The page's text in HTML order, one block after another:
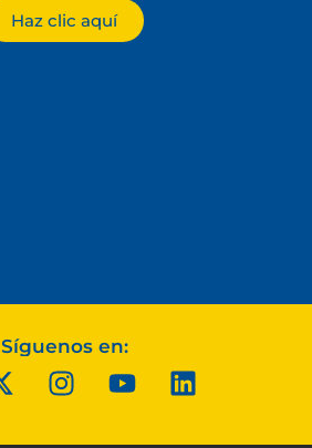
Haz clic aquí
Síguenos en: